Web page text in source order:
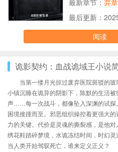
最新章节： 弃章
最后更新：
阅读
诡影契约：血战诡域王小说
当第一缕月光掠过废弃医院斑驳的
小镇沉睡在诡异的阴影下，陈默的生活
声……每一次战斗，都像坠入深渊的试探。
困境接踵而至。邪恶组织操控着更强大
力的关键。代价是灵魂的撕裂感，是他对
绣花鞋踏碎梦境，水诡冻结时间，时幻
当人类开始驾驭死亡，谁来定义正义？